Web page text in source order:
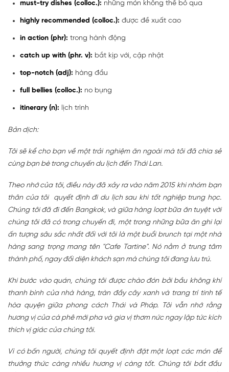
must-try dishes (colloc.): những món không thể bỏ qua
highly recommended (colloc.): được đề xuất cao
in action (phr): trong hành động
catch up with (phr. v): bắt kịp với, cập nhật
top-notch (adj): hàng đầu
full bellies (colloc.): no bụng
itinerary (n): lịch trình
Bản dịch:
Tôi sẽ kể cho bạn về một trải nghiệm ăn ngoài mà tôi đã chia sẻ
cùng bạn bè trong chuyến du lịch đến Thái Lan.
Theo nhớ của tôi, điều này đã xảy ra vào năm 2015 khi nhóm bạn
thân của tôi quyết định đi du lịch sau khi tốt nghiệp trung học.
Chúng tôi đã đi đến Bangkok, và giữa hàng loạt bữa ăn tuyệt vời
chúng tôi đã có trong chuyến đi, một trong những bữa ăn ghi lại
ấn tượng sâu sắc nhất đối với tôi là một buổi brunch tại một nhà
hàng sang trọng mang tên "Cafe Tartine". Nó nằm ở trung tâm
thành phố, ngay đối diện khách sạn mà chúng tôi đang lưu trú.
Khi bước vào quán, chúng tôi được chào đón bởi bầu không khí
thanh bình của nhà hàng, tràn đầy cây xanh và trang trí tinh tế
hòa quyện giữa phong cách Thái và Pháp. Tôi vẫn nhớ rằng
hương vị của cà phê mới pha và gia vị thơm nức ngay lập tức kích
thích vị giác của chúng tôi.
Vì có bốn người, chúng tôi quyết định đặt một loạt các món để
thưởng thức càng nhiều hương vị càng tốt. Chúng tôi bắt đầu